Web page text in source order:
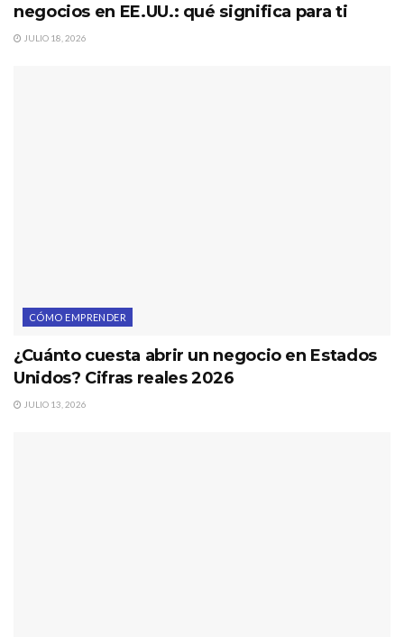
negocios en EE.UU.: qué significa para ti
JULIO 18, 2026
CÓMO EMPRENDER
¿Cuánto cuesta abrir un negocio en Estados
Unidos? Cifras reales 2026
JULIO 13, 2026